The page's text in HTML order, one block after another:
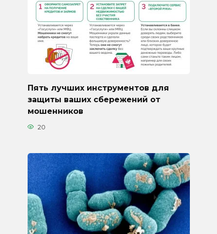
Пять лучших инструментов для
защиты ваших сбережений от
мошенников
20